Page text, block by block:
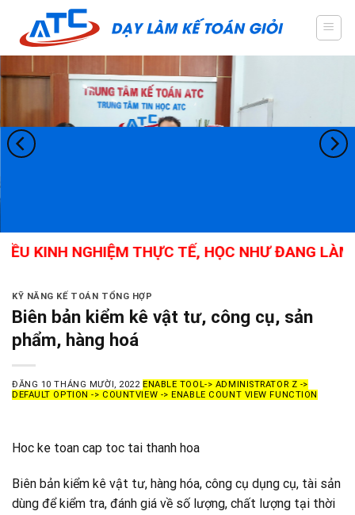
content
NGHIỆM THỰC TẾ, HỌC NHƯ ĐANG LÀM,
KỸ NĂNG KẾ TOÁN TỔNG HỢP
Biên bản kiểm kê vật tư, công cụ, sản
phẩm, hàng hoá
ĐĂNG 10 THÁNG MƯỜI, 2022 ENABLE TOOL-> ADMINISTRATOR Z ->
DEFAULT OPTION -> COUNTVIEW -> ENABLE COUNT VIEW FUNCTION
Hoc ke toan cap toc tai thanh hoa
Biên bản kiểm kê vật tư, hàng hóa, công cụ dụng cụ, tài sản
dùng để kiểm tra, đánh giá về số lượng, chất lượng tại thời